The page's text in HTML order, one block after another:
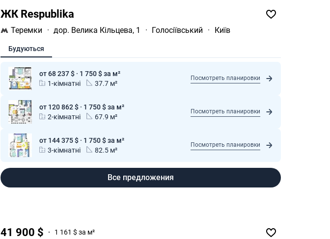
ЖК Respublika
Теремки · дор. Велика Кільцева, 1 · Голосіївський · Київ
Будуються
от 68 237 $ · 1 750 $ за м²
1-кімнатні
37.7 м²
Посмотреть планировки
от 120 862 $ · 1 750 $ за м²
2-кімнатні
67.9 м²
Посмотреть планировки
от 144 375 $ · 1 750 $ за м²
3-кімнатні
82.5 м²
Посмотреть планировки
Все предложения
41 900 $ 1 161 $ за м²